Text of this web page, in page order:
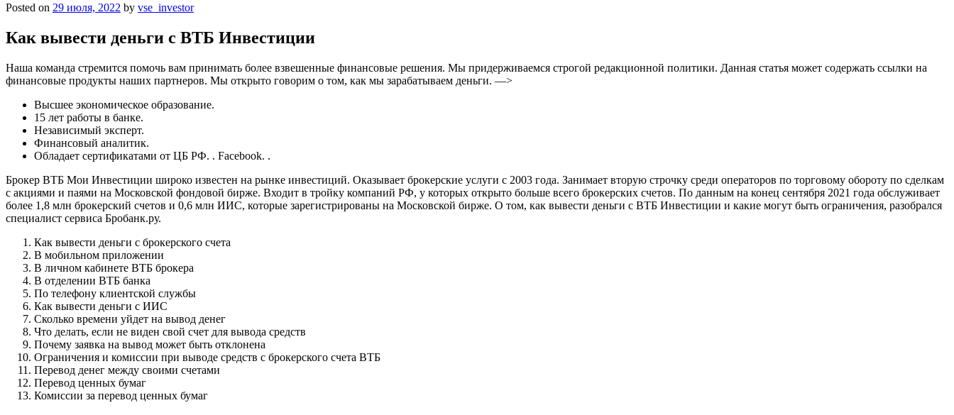
Posted on 29 июля, 2022 by vse_investor
Как вывести деньги с ВТБ Инвестиции
Наша команда стремится помочь вам принимать более взвешенные финансовые решения. Мы придерживаемся строгой редакционной политики. Данная статья может содержать ссылки на
финансовые продукты наших партнеров. Мы открыто говорим о том, как мы зарабатываем деньги. —>
Высшее экономическое образование.
15 лет работы в банке.
Независимый эксперт.
Финансовый аналитик.
Обладает сертификатами от ЦБ РФ. . Facebook. .
Брокер ВТБ Мои Инвестиции широко известен на рынке инвестиций. Оказывает брокерские услуги с 2003 года. Занимает вторую строчку среди операторов по торговому обороту по сделкам
с акциями и паями на Московской фондовой бирже. Входит в тройку компаний РФ, у которых открыто больше всего брокерских счетов. По данным на конец сентября 2021 года обслуживает
более 1,8 млн брокерский счетов и 0,6 млн ИИС, которые зарегистрированы на Московской бирже. О том, как вывести деньги с ВТБ Инвестиции и какие могут быть ограничения, разобрался
специалист сервиса Бробанк.ру.
Как вывести деньги с брокерского счета
В мобильном приложении
В личном кабинете ВТБ брокера
В отделении ВТБ банка
По телефону клиентской службы
Как вывести деньги с ИИС
Сколько времени уйдет на вывод денег
Что делать, если не виден свой счет для вывода средств
Почему заявка на вывод может быть отклонена
Ограничения и комиссии при выводе средств с брокерского счета ВТБ
Перевод денег между своими счетами
Перевод ценных бумаг
Комиссии за перевод ценных бумаг